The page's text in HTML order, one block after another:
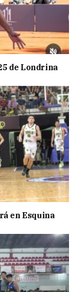
de Londrina
en Esquina